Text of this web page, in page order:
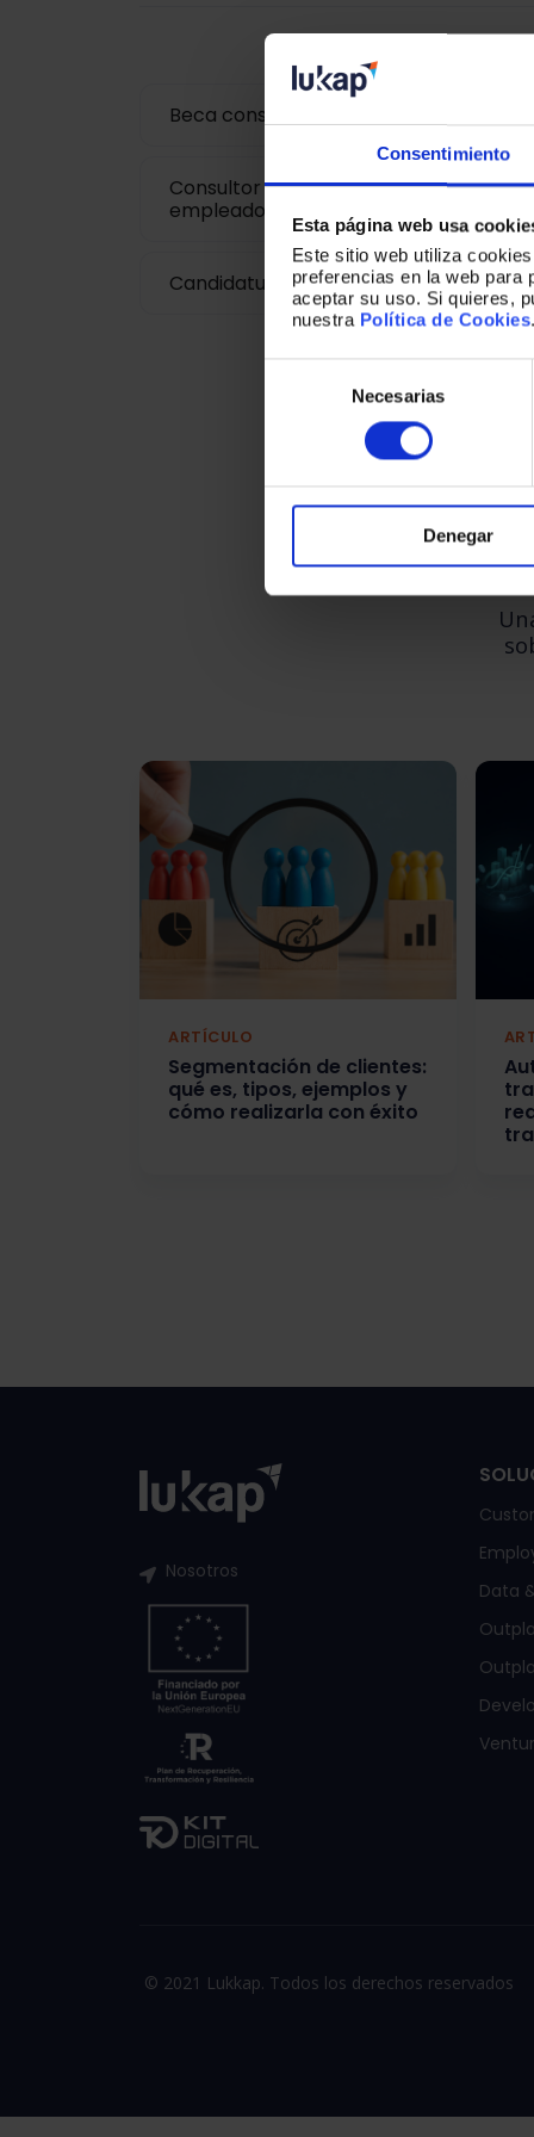
Consentimiento
Esta página web usa
Este sitio web utiliza
preferencias en la web para
aceptar su uso. Si quieres,
nuestra Política de Cookies
Necesarias
Denegar
Beca consultor experiencia de cliente
Consultor senior de experiencia de
empleado
Candidatura espontánea
ARTÍCULO
Segmentación de clientes:
qué es, tipos, ejemplos y
cómo realizarla con éxito
Nosotros
Data
© 2021 Lukkap. Todos los derechos reservados